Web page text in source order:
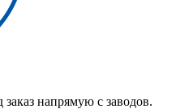
напрямую с заводов.